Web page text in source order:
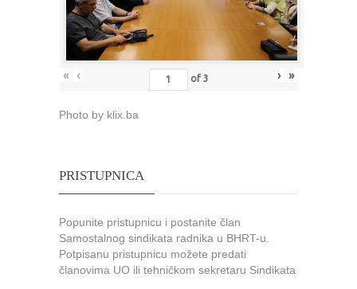
« ‹ of 3 › »
Photo by klix.ba
PRISTUPNICA
Popunite pristupnicu i postanite član
Samostalnog sindikata radnika u BHRT-u.
Potpisanu pristupnicu možete predati
članovima UO ili tehničkom sekretaru Sindikata